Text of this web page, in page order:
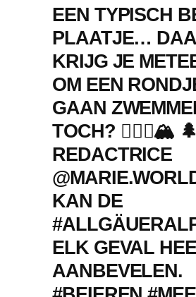
EEN TYPISCH
PLAATJE…
KRIJG JE
OM EEN
GAAN
TOCH? 🏊🏻‍♀️🏔 🌲
REDACTRICE
KAN DE
ELK GEVAL
AANBEVELEN.